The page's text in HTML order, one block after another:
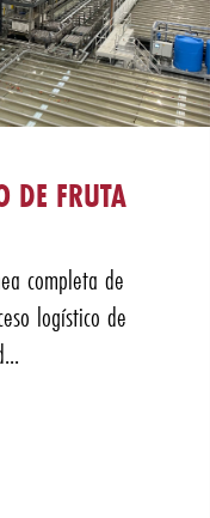
DE FRUTA
completa de
logístico de